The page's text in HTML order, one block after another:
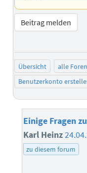
Beitrag melden
Übersicht alle Foren
Benutzerkonto
Einige Fragen
Karl Heinz
zu diesem forum